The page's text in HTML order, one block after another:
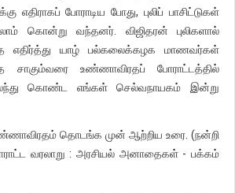
எதிராகப் போராடிய போது, புலிப் பாசிட்டுகள்
கொன்று வந்தனர். விஜிதரன் புலிகளால்
எதிர்த்து யாழ் பல்கலைக்கழக மாணவர்கள்
சாகும்வரை உண்ணாவிரதப் போராட்டத்தில்
கொண்ட எங்கள் செல்வநாயகம் இன்று
தொடங்க முன் ஆற்றிய உரை. (நன்றி
வரலாறு : அரசியல் அனாதைகள் - பக்கம்